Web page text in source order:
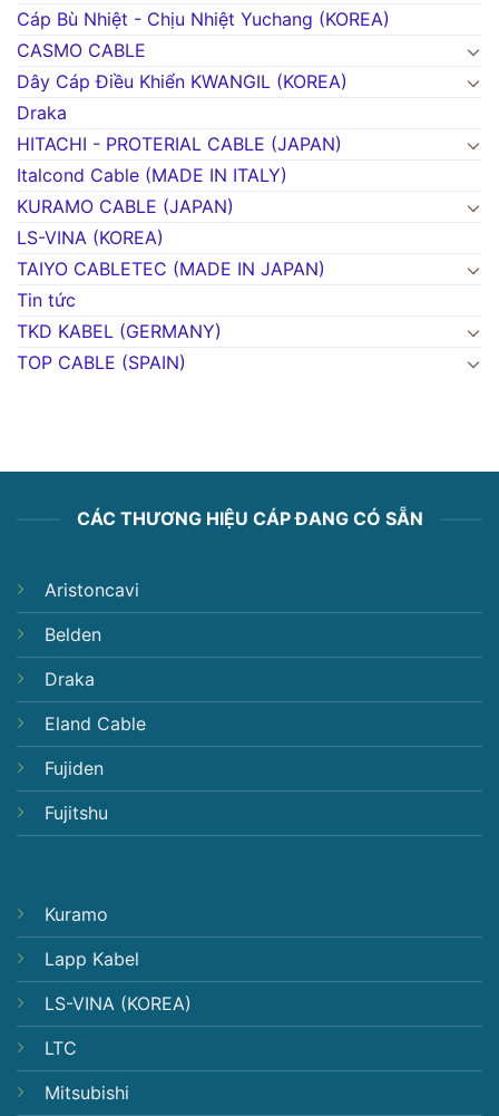
Cáp Bù Nhiệt - Chịu Nhiệt Yuchang (KOREA)
CASMO CABLE
Dây Cáp Điều Khiển KWANGIL (KOREA)
Draka
HITACHI - PROTERIAL CABLE (JAPAN)
Italcond Cable (MADE IN ITALY)
KURAMO CABLE (JAPAN)
LS-VINA (KOREA)
TAIYO CABLETEC (MADE IN JAPAN)
Tin tức
TKD KABEL (GERMANY)
TOP CABLE (SPAIN)
CÁC THƯƠNG HIỆU CÁP ĐANG CÓ SẴN
Aristoncavi
Belden
Draka
Eland Cable
Fujiden
Fujitshu
Kuramo
Lapp Kabel
LS-VINA (KOREA)
LTC
Mitsubishi